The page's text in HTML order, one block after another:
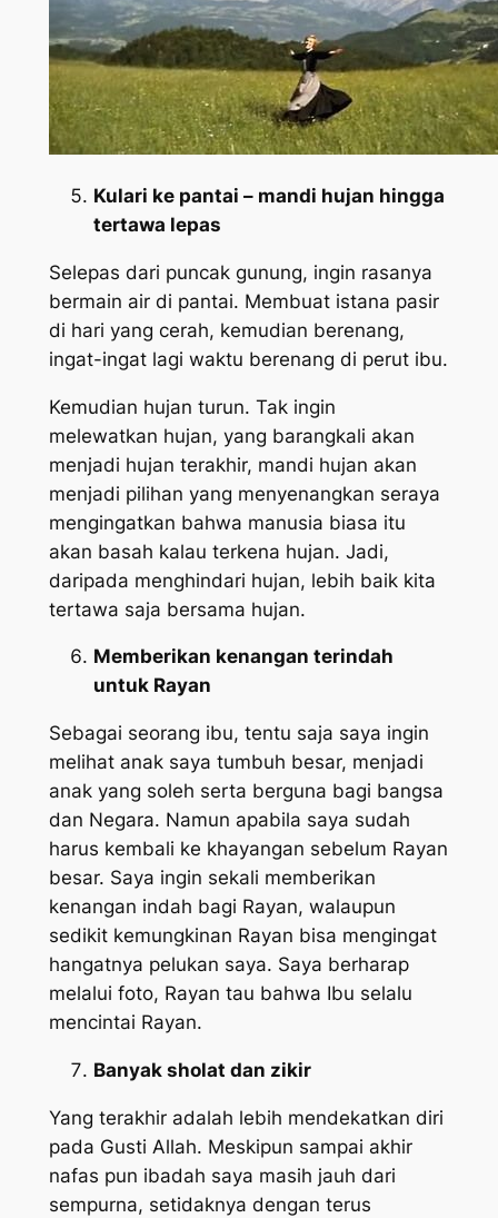
Kulari ke pantai – mandi hujan hingga
tertawa lepas
Selepas dari puncak gunung, ingin rasanya
bermain air di pantai. Membuat istana pasir
di hari yang cerah, kemudian berenang,
ingat-ingat lagi waktu berenang di perut ibu.
Kemudian hujan turun. Tak ingin
melewatkan hujan, yang barangkali akan
menjadi hujan terakhir, mandi hujan akan
menjadi pilihan yang menyenangkan seraya
mengingatkan bahwa manusia biasa itu
akan basah kalau terkena hujan. Jadi,
daripada menghindari hujan, lebih baik kita
tertawa saja bersama hujan.
Memberikan kenangan terindah
untuk Rayan
Sebagai seorang ibu, tentu saja saya ingin
melihat anak saya tumbuh besar, menjadi
anak yang soleh serta berguna bagi bangsa
dan Negara. Namun apabila saya sudah
harus kembali ke khayangan sebelum Rayan
besar. Saya ingin sekali memberikan
kenangan indah bagi Rayan, walaupun
sedikit kemungkinan Rayan bisa mengingat
hangatnya pelukan saya. Saya berharap
melalui foto, Rayan tau bahwa Ibu selalu
mencintai Rayan.
Banyak sholat dan zikir
Yang terakhir adalah lebih mendekatkan diri
pada Gusti Allah. Meskipun sampai akhir
nafas pun ibadah saya masih jauh dari
sempurna, setidaknya dengan terus